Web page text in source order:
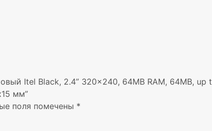
Itel Black, 2.4” 320×240, 64MB RAM, 64MB, up
мм”
поля помечены *